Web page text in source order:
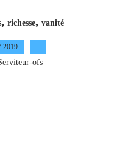
, richesse, vanité
ofs